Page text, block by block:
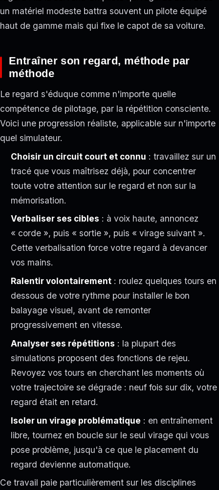
un matériel modeste battra souvent un pilote équipé
haut de gamme mais qui fixe le capot de sa voiture.
Entraîner son regard, méthode par
méthode
Le regard s'éduque comme n'importe quelle
compétence de pilotage, par la répétition consciente.
Voici une progression réaliste, applicable sur n'importe
quel simulateur.
Choisir un circuit court et connu : travaillez sur un
tracé que vous maîtrisez déjà, pour concentrer
toute votre attention sur le regard et non sur la
mémorisation.
Verbaliser ses cibles : à voix haute, annoncez
« corde », puis « sortie », puis « virage suivant ».
Cette verbalisation force votre regard à devancer
vos mains.
Ralentir volontairement : roulez quelques tours en
dessous de votre rythme pour installer le bon
balayage visuel, avant de remonter
progressivement en vitesse.
Analyser ses répétitions : la plupart des
simulations proposent des fonctions de rejeu.
Revoyez vos tours en cherchant les moments où
votre trajectoire se dégrade : neuf fois sur dix, votre
regard était en retard.
Isoler un virage problématique : en entraînement
libre, tournez en boucle sur le seul virage qui vous
pose problème, jusqu'à ce que le placement du
regard devienne automatique.
Ce travail paie particulièrement sur les disciplines